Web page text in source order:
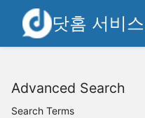
닷홈 서비
Advanced Search
Search Terms